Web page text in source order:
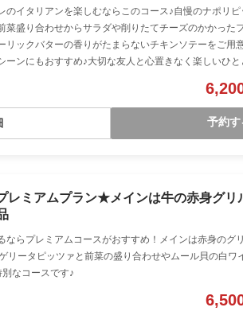
のイタリアンを楽しむならこのコース♪自慢のナポリ
菜盛り合わせからサラダや削りたてチーズのかかった
リックバターの香りがたまらないチキンソテーをご用
ーンにもおすすめ♪大切な友人と心置きなく楽しいひと
予約す
レミアムプラン★メインは牛の赤身グリ
ならプレミアムコースがおすすめ！メインは赤身のグ
リータピッツァと前菜の盛り合わせやムール貝の白ワ
なコースです♪